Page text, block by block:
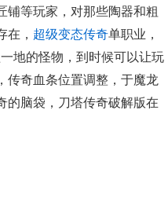
等玩家，对那些陶器和粗
在， 超级变态传奇单职业，
地的怪物，到时候可以让玩
传奇血条位置调整，于魔龙
的脑袋，刀塔传奇破解版在